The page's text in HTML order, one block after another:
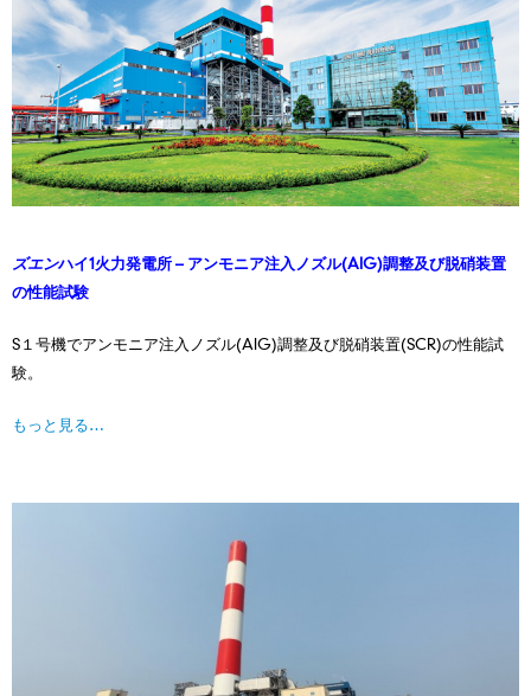
ズエンハイ1火力発電所 – アンモニア注⼊ノズル(AIG)調整及び脱硝装置
の性能試験
S１号機でアンモニア注⼊ノズル(AIG)調整及び脱硝装置(SCR)の性能試
験。
もっと見る…